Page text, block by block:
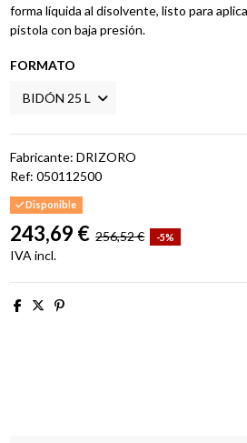
forma líquida al disolvente, listo para
pistola con baja presión.
FORMATO
Fabricante: DRIZORO
Ref: 050112500
Disponible
243,69 € 256,52 € -5%
IVA incl.